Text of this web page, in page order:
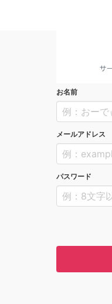
お名前
メールアドレス
パスワード